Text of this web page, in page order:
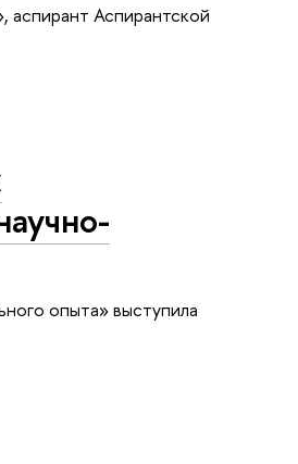
аспирант Аспирантской
опыта» выступила